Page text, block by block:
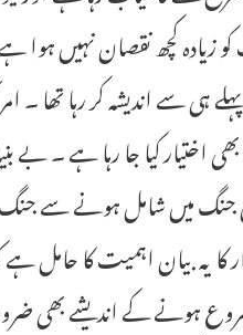
کو زیادہ کچھ نقصان نہیں
پہلے ہی سے اندیشہ کر رہا
کیا جا رہا ہے ۔ بے
میں شامل ہونے سے
یہ بیان اہمیت کا حامل ہے
کے اندیشے بھی ضرور